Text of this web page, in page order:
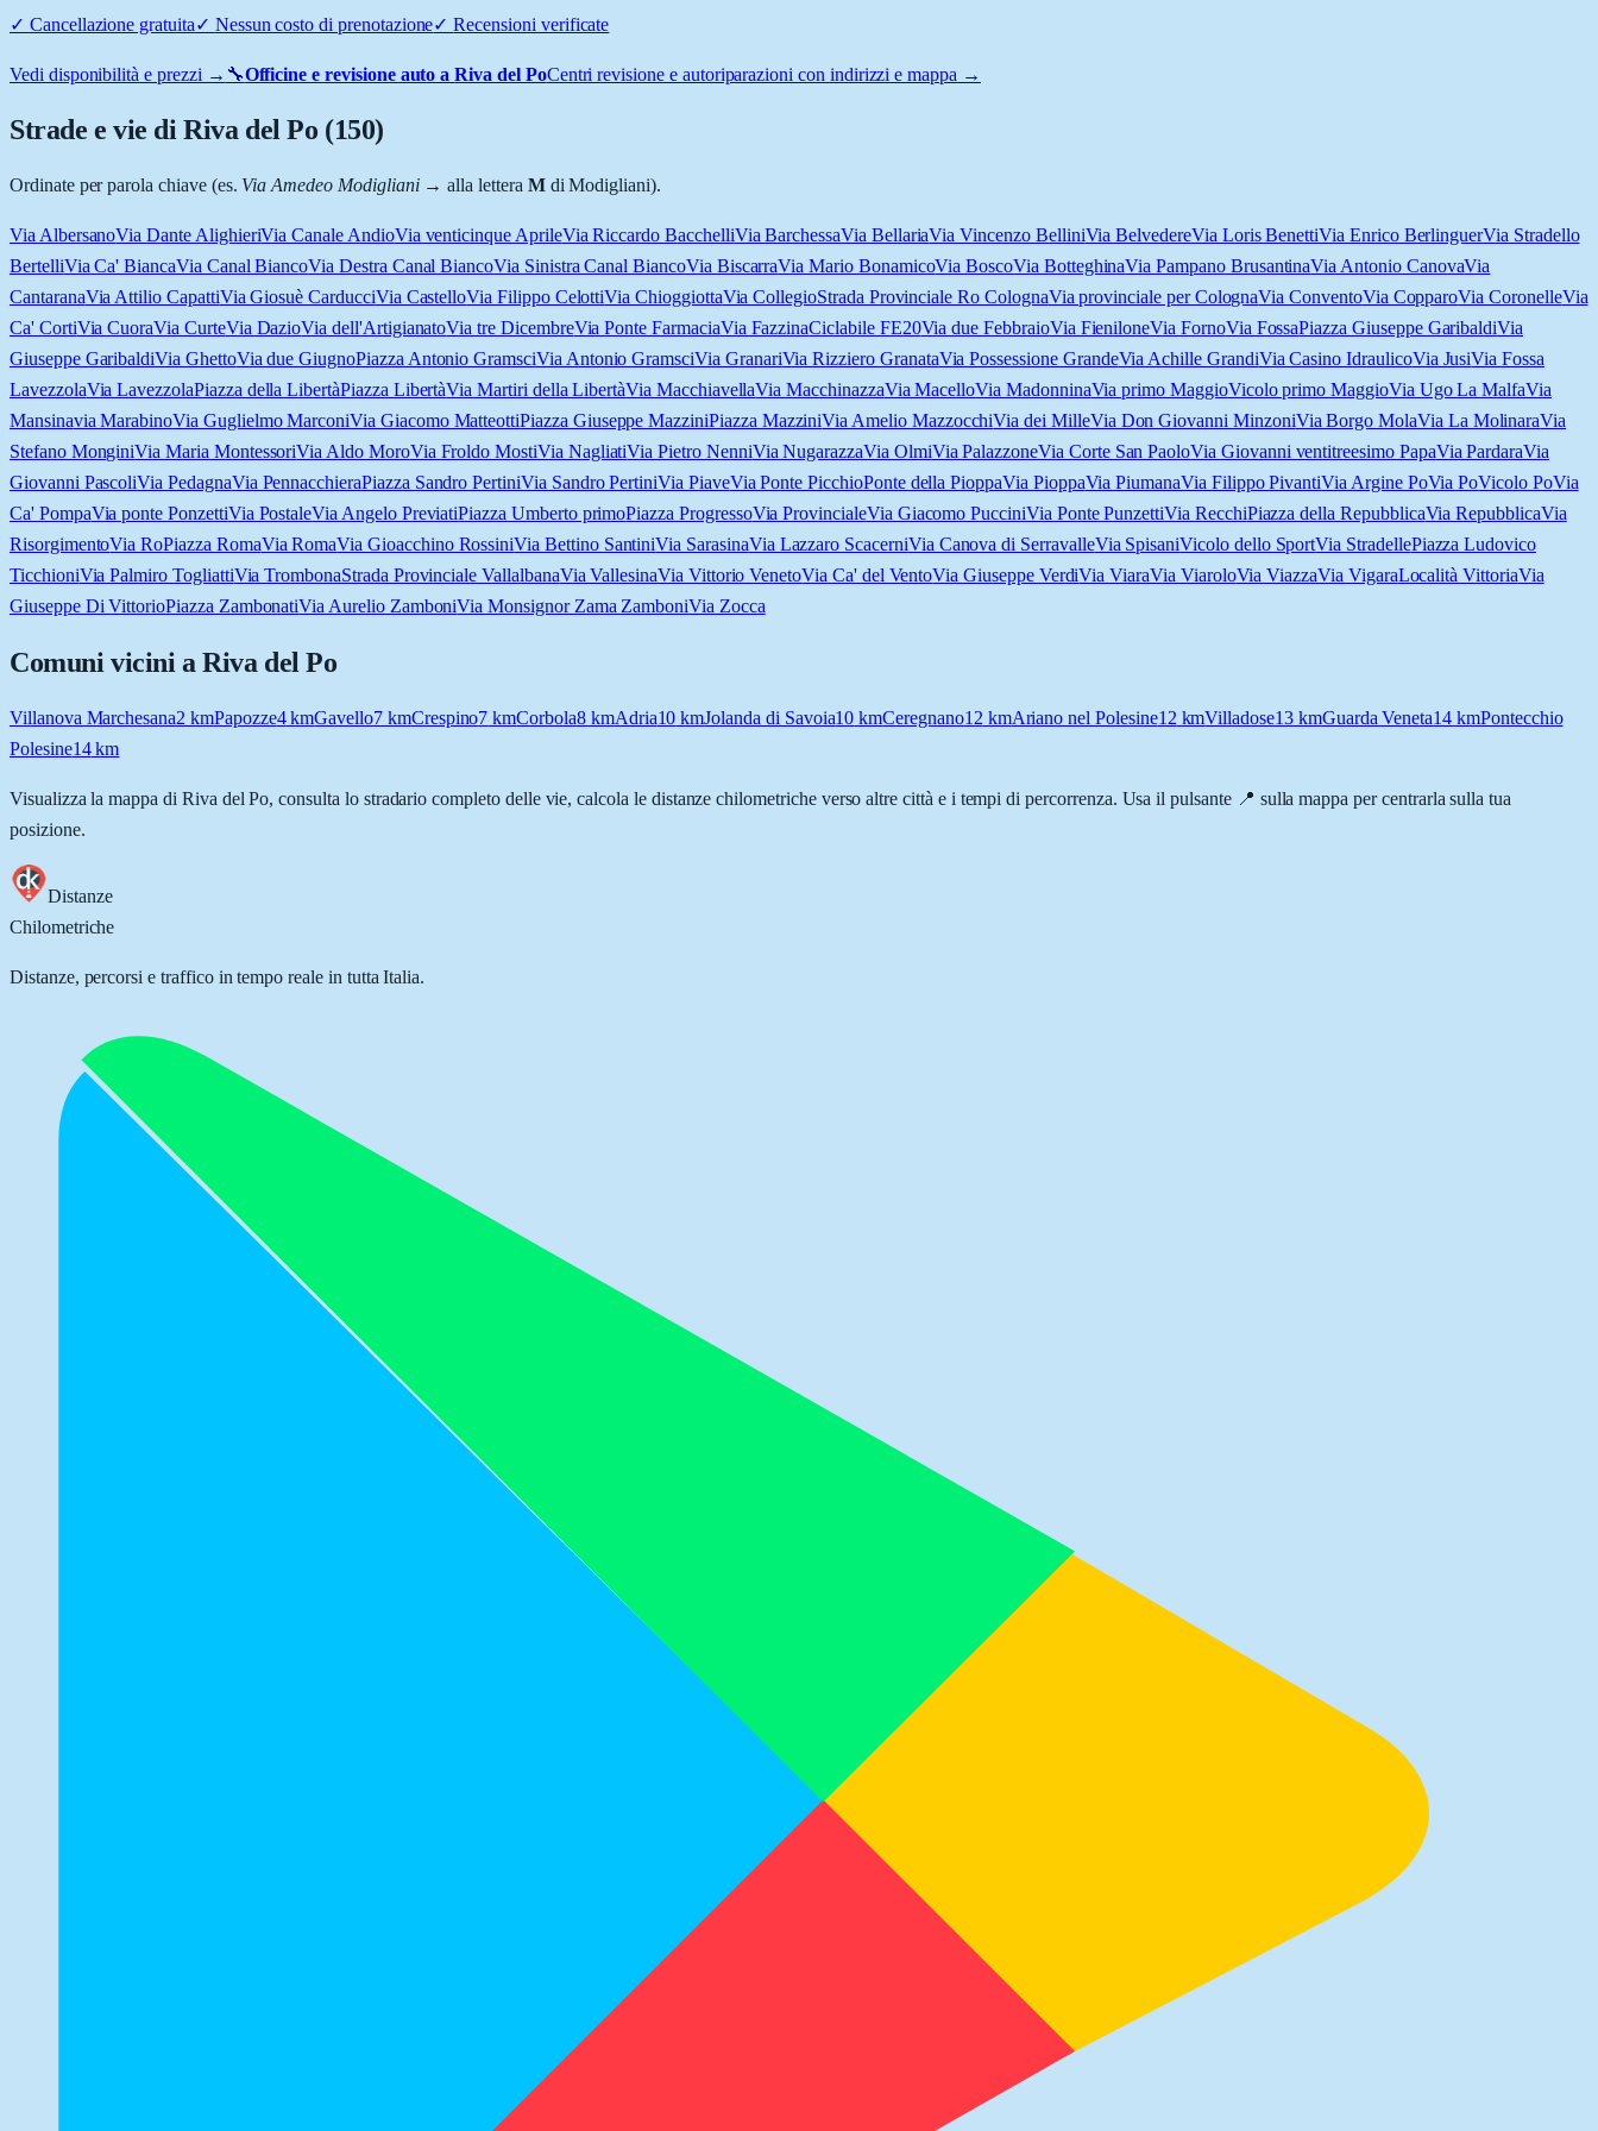
✓ Cancellazione gratuita✓ Nessun costo di prenotazione✓Recensioni verificate
Vedi disponibilità e prezzi → 🔧Officine e revisione auto aRiva del PoCentri revisione e autoriparazioni con indirizzi e mappa →
Strade e vie diRiva del Po (150)
Ordinate per parola chiave (es. Via Amedeo Modigliani→ alla lettera Mdi Modigliani).
Via AlbersanoVia Dante AlighieriVia Canale AndioVia venticinque AprileVia Riccardo BacchelliVia BarchessaVia BellariaVia Vincenzo BelliniVia BelvedereVia Loris BenettiVia Enrico BerlinguerVia Stradello
BertelliVia Ca' BiancaVia Canal BiancoVia Destra Canal BiancoVia Sinistra Canal BiancoVia BiscarraVia Mario BonamicoVia BoscoVia BotteghinaVia Pampano BrusantinaVia Antonio CanovaVia
CantaranaVia Attilio CapattiVia Giosuè CarducciVia CastelloVia Filippo CelottiVia ChioggiottaVia CollegioStrada Provinciale Ro ColognaVia provinciale per ColognaVia ConventoVia CopparoVia CoronelleVia
Ca' CortiVia CuoraVia CurteVia DazioVia dell'ArtigianatoVia tre DicembreVia Ponte FarmaciaVia FazzinaCiclabile FE20Via due FebbraioVia FieniloneVia FornoVia FossaPiazza Giuseppe GaribaldiVia
Giuseppe GaribaldiVia GhettoVia due GiugnoPiazza Antonio GramsciVia Antonio GramsciVia GranariVia Rizziero GranataVia Possessione GrandeVia Achille GrandiVia Casino IdraulicoVia JusiVia Fossa
LavezzolaVia LavezzolaPiazza della LibertàPiazza LibertàVia Martiri della LibertàVia MacchiavellaVia MacchinazzaVia MacelloVia MadonninaVia primo MaggioVicolo primo MaggioVia Ugo La MalfaVia
Mansinavia MarabinoVia Guglielmo MarconiVia Giacomo MatteottiPiazza Giuseppe MazziniPiazza MazziniVia Amelio MazzocchiVia dei MilleVia Don Giovanni MinzoniVia Borgo MolaVia La MolinaraVia
Stefano MonginiVia Maria MontessoriVia Aldo MoroVia Froldo MostiVia NagliatiVia Pietro NenniVia NugarazzaVia OlmiVia PalazzoneVia Corte San PaoloVia Giovanni ventitreesimo PapaVia PardaraVia
Giovanni PascoliVia PedagnaVia PennacchieraPiazza Sandro PertiniVia Sandro PertiniVia PiaveVia Ponte PicchioPonte della PioppaVia PioppaVia PiumanaVia Filippo PivantiVia Argine PoVia PoVicolo PoVia
Ca' PompaVia ponte PonzettiVia PostaleVia Angelo PreviatiPiazza Umberto primoPiazza ProgressoVia ProvincialeVia Giacomo PucciniVia Ponte PunzettiVia RecchiPiazza della RepubblicaVia RepubblicaVia
RisorgimentoVia RoPiazza RomaVia RomaVia Gioacchino RossiniVia Bettino SantiniVia SarasinaVia Lazzaro ScacerniVia Canova di SerravalleVia SpisaniVicolo dello SportVia StradellePiazza Ludovico
TicchioniVia Palmiro TogliattiVia TrombonaStrada Provinciale VallalbanaVia VallesinaVia Vittorio VenetoVia Ca' del VentoVia Giuseppe VerdiVia ViaraVia ViaroloVia ViazzaVia VigaraLocalità VittoriaVia
Giuseppe Di VittorioPiazza ZambonatiVia Aurelio ZamboniVia Monsignor Zama ZamboniVia Zocca
Comuni vicini aRiva del Po
Villanova Marchesana2 kmPapozze4kmGavello7kmCrespino7 kmCorbola8kmAdria10 kmJolanda di Savoia10 kmCeregnano12 kmAriano nel Polesine12 kmVilladose13kmGuarda Veneta14 kmPontecchio
Polesine14km
Visualizza la mappa di Riva del Po, consulta lo stradario completo delle vie, calcola le distanze chilometriche verso altre città e i tempi di percorrenza. Usa il pulsante 📍 sulla mappa per centrarla sulla tua
posizione.
Distanze
Chilometriche
Distanze, percorsi e traffico in tempo reale in tutta Italia.